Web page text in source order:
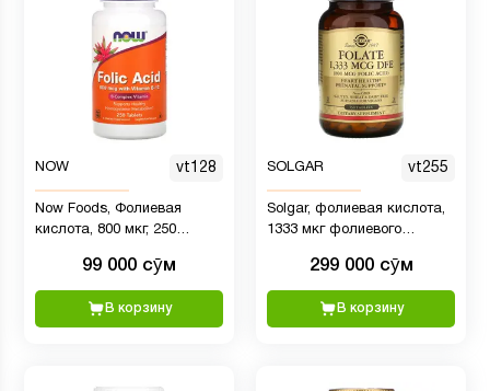
NOW vt128
Now Foods, Фолиевая
кислота, 800 мкг, 250
99 000 сӯм
В корзину
SOLGAR vt255
Solgar, фолиевая кислота,
1333 мкг фолиевого
299 000 сӯм
В корзину